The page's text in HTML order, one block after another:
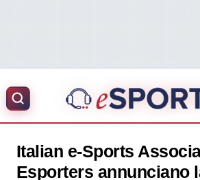
Italian e-Sports
Esporters annunciano